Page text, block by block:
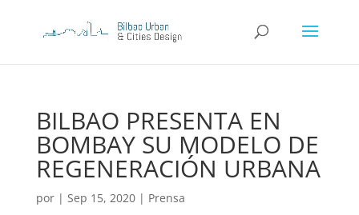
BILBAO PRESENTA EN
BOMBAY SU MODELO DE
REGENERACIÓN URBANA
por | Sep 15, 2020| Prensa